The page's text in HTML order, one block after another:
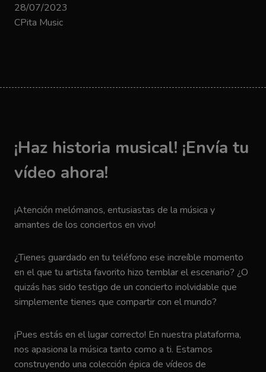
28/07/2023
CPita Music
¡Haz historia musical! ¡Envía tu
vídeo ahora!
¡Atención melómanos, entusiastas de la música y
amantes de los conciertos en vivo!
¿Tienes guardado en tu teléfono ese increíble momento
en el que tu artista favorito hizo temblar el escenario? ¿O
quizás has sido testigo de un concierto inolvidable que
simplemente tienes que compartir con el mundo?
¡Pues estás en el lugar correcto! En nuestra plataforma,
nos apasiona la música tanto como a ti. Estamos
construyendo una colección épica de vídeos de